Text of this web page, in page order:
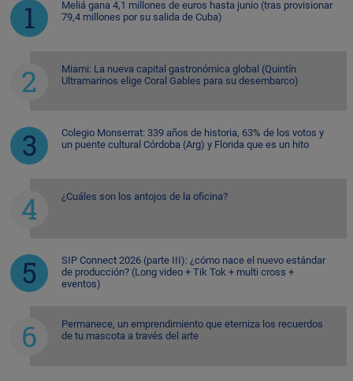
Meliá gana 4,1 millones de euros hasta junio (tras provisionar
79,4 millones por su salida de Cuba)
Miami: La nueva capital gastronómica global (Quintín
Ultramarinos elige Coral Gables para su desembarco)
Colegio Monserrat: 339 años de historia, 63% de los votos y
un puente cultural Córdoba (Arg) y Florida que es un hito
¿Cuáles son los antojos de la oficina?
SIP Connect 2026 (parte III): ¿cómo nace el nuevo estándar
de producción? (Long video + Tik Tok + multi cross +
eventos)
Permanece, un emprendimiento que eterniza los recuerdos
de tu mascota a través del arte